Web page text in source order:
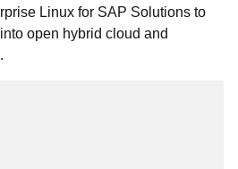
Linux for SAP Solutions to
open hybrid cloud and